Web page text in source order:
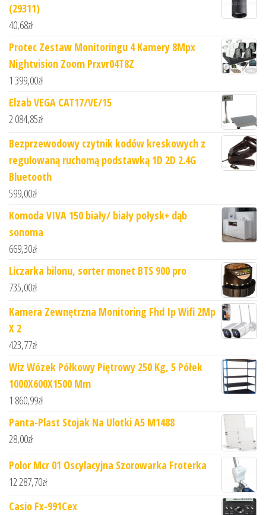
(29311)
40,68zł
Protec Zestaw Monitoringu 4 Kamery 8Mpx
Nightvision Zoom Prxvr04T8Z
1 399,00zł
Elzab VEGA CAT17/VE/15
2 084,85zł
Bezprzewodowy czytnik kodów kreskowych z
regulowaną ruchomą podstawką 1D 2D 2.4G
Bluetooth
599,00zł
Komoda VIVA 150 biały/­ biały połysk+ dąb
sonoma
669,30zł
Liczarka bilonu, sorter monet BTS 900 pro
735,00zł
Kamera Zewnętrzna Monitoring Fhd Ip Wifi 2Mp
X 2
423,77zł
Wiz Wózek Półkowy Piętrowy 250 Kg, 5 Półek
1000X600X1500 Mm
1 860,99zł
Panta-Plast Stojak Na Ulotki A5 M1488
28,00zł
Polor Mcr 01 Oscylacyjna Szorowarka Froterka
12 287,70zł
Casio Fx-991Cex